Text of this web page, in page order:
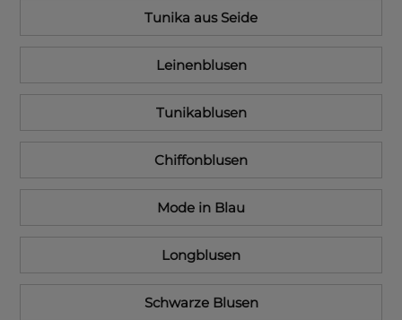
Tunika aus Seide
Leinenblusen
Tunikablusen
Chiffonblusen
Mode in Blau
Longblusen
Schwarze Blusen